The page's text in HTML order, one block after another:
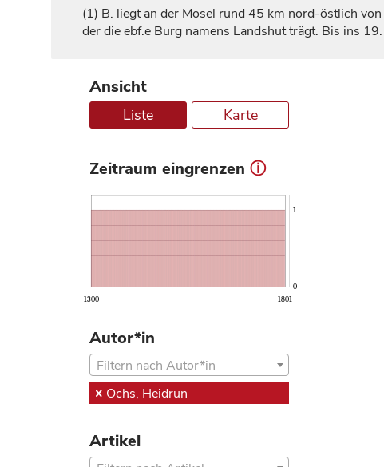
(1) B. liegt an der Mosel rund 45 km nord-östlich von
der die ebf.e Burg namens Landshutträgt. Bis ins 19.
Ansicht
Liste Karte
Zeitraum eingrenzen ⓘ
1300 1801
0
1
Autor*in
Filtern nach Autor*in
Ochs, Heidrun
Artikel